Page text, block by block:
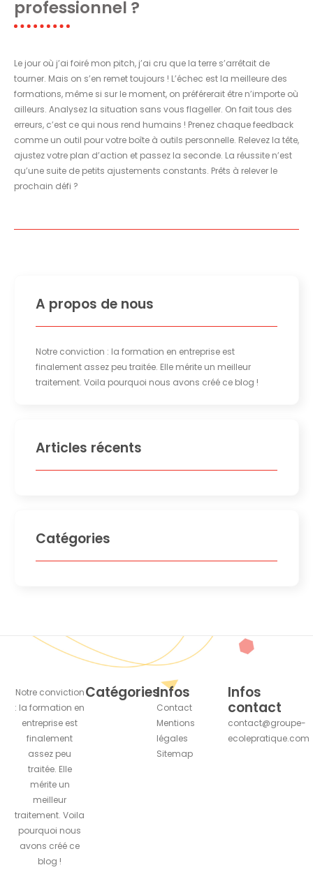
professionnel ?
Le jour où j’ai foiré mon pitch, j’ai cru que la terre s’arrêtait de
tourner. Mais on s’en remet toujours ! L’échec est la meilleure des
formations, même si sur le moment, on préférerait être n’importe où
ailleurs. Analysez la situation sans vous flageller. On fait tous des
erreurs, c’est ce qui nous rend humains ! Prenez chaque feedback
comme un outil pour votre boîte à outils personnelle. Relevez la tête,
ajustez votre plan d’action et passez la seconde. La réussite n’est
qu’une suite de petits ajustements constants. Prêts à relever le
prochain défi ?
A propos de nous
Notre conviction : la formation en entreprise est
finalement assez peu traitée. Elle mérite un meilleur
traitement. Voila pourquoi nous avons créé ce blog !
Articles récents
Catégories
Notre conviction
: la formation en
entreprise est
finalement
assez peu
traitée. Elle
mérite un
meilleur
traitement. Voila
pourquoi nous
avons créé ce
blog !
CatégoriesInfos
Contact
Mentions
légales
Sitemap
Infos
contact
contact@groupe-
ecolepratique.com